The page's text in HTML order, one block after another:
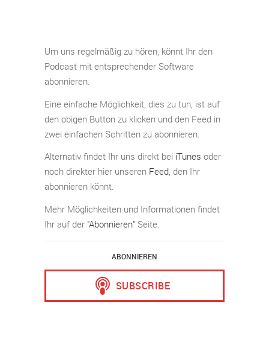
Um uns regelmäßig zu hören, könnt Ihr den
Podcast mit entsprechender Software
abonnieren.
Eine einfache Möglichkeit, dies zu tun, ist auf
den obigen Button zu klicken und den Feed in
zwei einfachen Schritten zu abonnieren.
Alternativ findet Ihr uns direkt bei iTunes oder
noch direkter hier unseren Feed, den Ihr
abonnieren könnt.
Mehr Möglichkeiten und Informationen findet
Ihr auf der "Abonnieren" Seite.
ABONNIEREN